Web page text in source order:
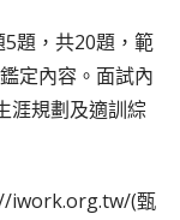
題，共20題，範
定內容。面試內
涯規劃及適訓綜
iwork.org.tw/(甄